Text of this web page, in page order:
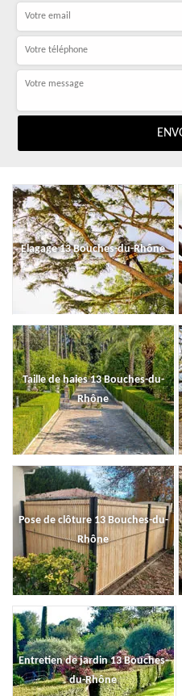
Elagage 13 Bouches-du-Rhône
Taille de haies 13 Bouches-du-
Rhône
Pose de clôture 13 Bouches-du-
Rhône
Entretien de jardin 13 Bouches-
du-Rhône